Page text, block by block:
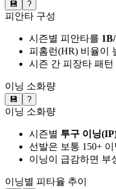
💾 ?
피안타 구성
시즌별 피안타를
피홈런(HR) 비율이
시즌 간 피장타 패
이닝 소화량
💾 ?
이닝 소화량
시즌별 투구 이닝
선발은 보통 150+
이닝이 급감하면 부
이닝별 피타율 추이